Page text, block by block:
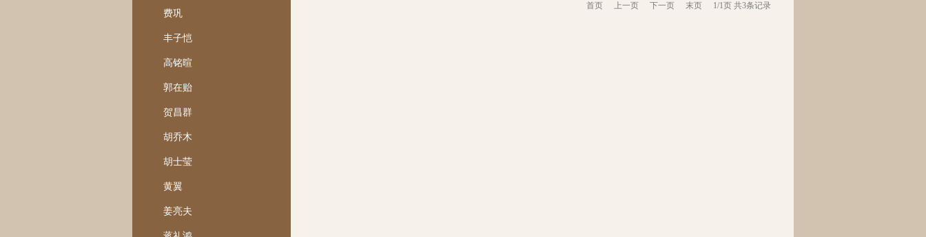
费巩
丰子恺
高铭暄
郭在贻
贺昌群
胡乔木
胡士莹
黄翼
姜亮夫
首页 上一页 下一页 末页 1/1页 共3条记录